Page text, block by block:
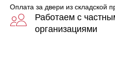
Оплата за двери из складской
Работаем с
организациями